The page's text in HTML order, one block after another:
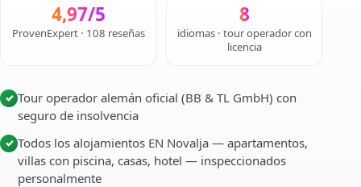
4,97/5
ProvenExpert · 108 reseñas
8
idiomas · tour operador con
licencia
✓ Tour operador alemán oficial (BB & TL GmbH) con
seguro de insolvencia
✓ Todos los alojamientos EN Novalja — apartamentos,
villas con piscina, casas, hotel — inspeccionados
personalmente